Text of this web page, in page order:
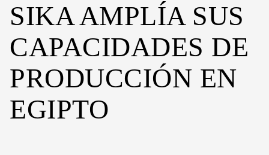
SIKA AMPLÍA SUS
CAPACIDADES DE
PRODUCCIÓN EN
EGIPTO